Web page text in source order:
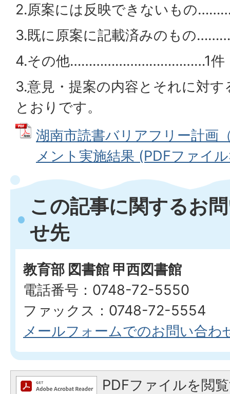
2.原案には反映できないもの
3.既に原案に記載済みのもの
4.その他………………………………1件
3.意見・提案の内容とそれに対
とおりです。
湖南市読書バリアフリー計画
メント実施結果 (PDFファイ
この記事に関するお
せ先
教育部 図書館 甲西図書館
電話番号：0748-72-5550
ファックス：0748-72-5554
メールフォームでのお問い合わ
PDFファイルを閲